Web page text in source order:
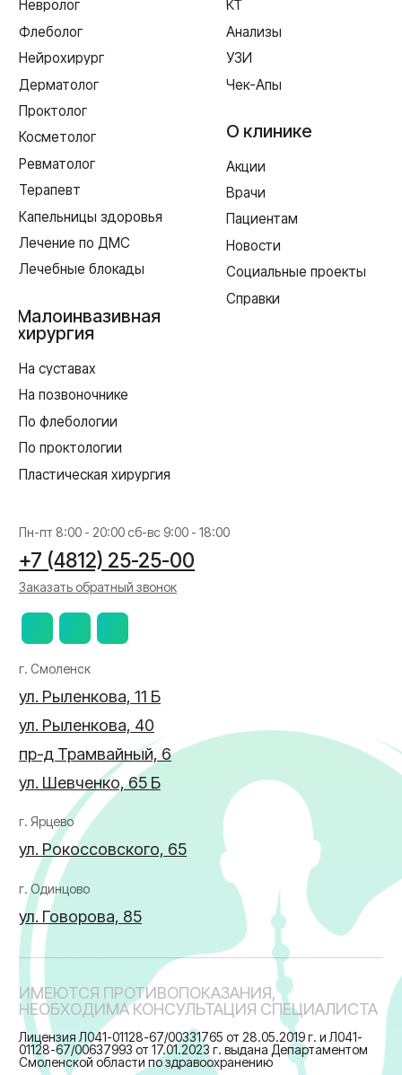
ул. Говорова, 85
ИМЕЮТСЯ ПРОТИВОПОКАЗАНИЯ,
НЕОБХОДИМА КОНСУЛЬТАЦИЯ СПЕЦИАЛИСТА
Лицензия Л041-01128-67/00331765 от 28.05.2019 г. и Л041-
01128-67/00637993 от 17.01.2023 г. выдана Департаментом
Создание сайта
Согласие на обработку персональных данных
Реквизиты